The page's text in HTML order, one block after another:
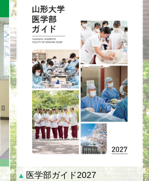
▲ 医学部ガイド2027